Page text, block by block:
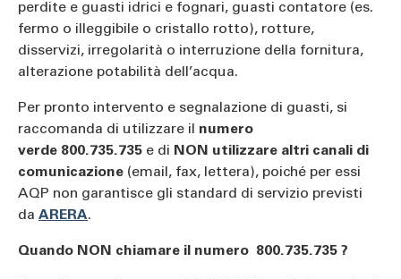
perdite e guasti idrici e fognari, guasti contatore (es.
fermo o illeggibile o cristallo rotto), rotture,
disservizi, irregolarità o interruzione della fornitura,
alterazione potabilità dell’acqua.
Per pronto intervento e segnalazione di guasti, si
raccomanda di utilizzare il numero
verde 800.735.735 e di NON utilizzare altri canali di
comunicazione (email, fax, lettera), poiché per essi
AQP non garantisce gli standard di servizio previsti
da ARERA.
Quando NON chiamare il numero 800.735.735 ?